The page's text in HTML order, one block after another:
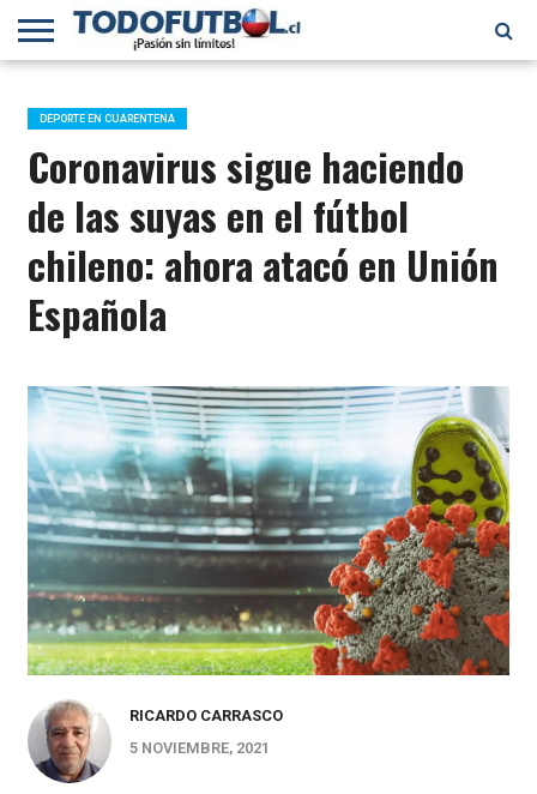
PRIMERA
B
SELECCIÓN
CHILENA
CHILENOS
EN EL
MUNDO
FÚTBOL
INTERNACIONAL
DEPORTE EN CUARENTENA
Coronavirus sigue haciendo
de las suyas en el fútbol
chileno: ahora atacó en Unión
Española
RICARDO CARRASCO
5 NOVIEMBRE, 2021